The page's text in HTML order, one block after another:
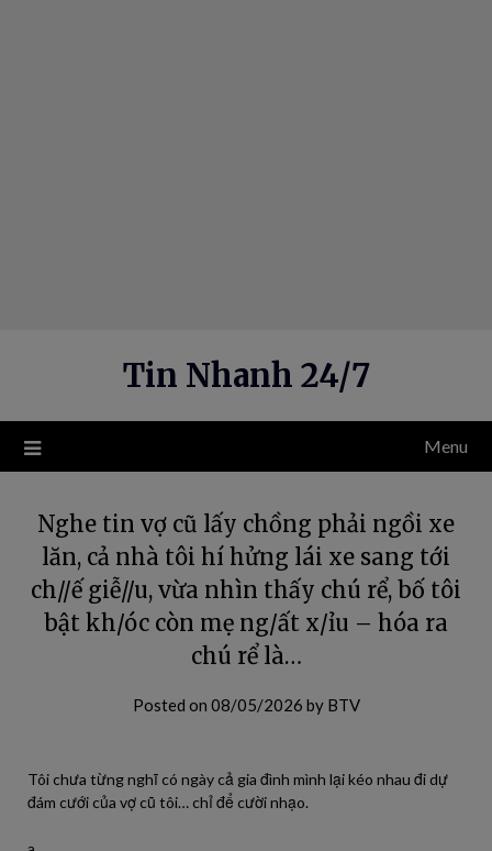
Tin Nhanh 24/7
Menu
Nghe tin vợ cũ lấy chồng phải ngồi xe
lăn, cả nhà tôi hí hửng lái xe sang tới
ch//ế giễ//u, vừa nhìn thấy chú rể, bố tôi
bật kh/óc còn mẹ ng/ất x/ỉu – hóa ra
chú rể là…
Posted on 08/05/2026 by BTV
Tôi chưa từng nghĩ có ngày cả gia đình mình lại kéo nhau đi dự
đám cưới của vợ cũ tôi… chỉ để cười nhạo.